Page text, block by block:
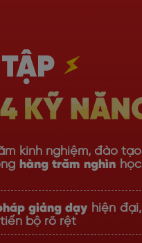
kinh nghiệm, đào tạo
hàng trăm nghìnhọc
giảng dạy hiện đại,
bộ rõ rệt